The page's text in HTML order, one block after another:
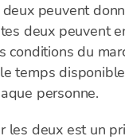
deux peuvent
deux peuvent
conditions du
temps
personne.
les deux est un